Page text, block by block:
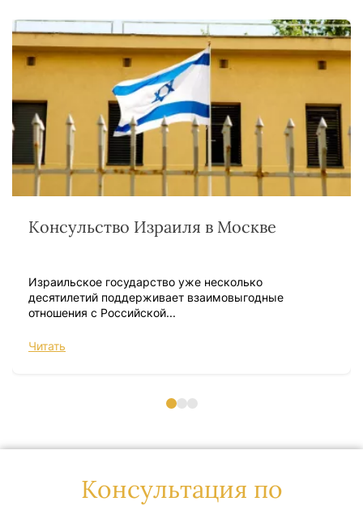
Консульство Израиля в Москве
Израильское государство уже несколько
десятилетий поддерживает взаимовыгодные
отношения с Российской...
Читать
Консультация по